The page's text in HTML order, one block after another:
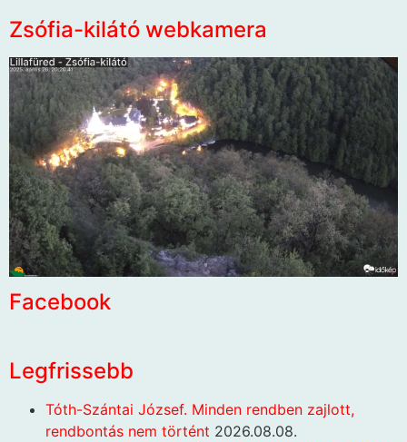
Zsófia-kilátó webkamera
Facebook
Legfrissebb
Tóth-Szántai József. Minden rendben zajlott,
rendbontás nem történt 2026.08.08.